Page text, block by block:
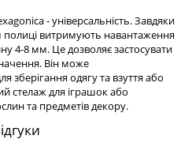
- універсальність. Завдяки
витримують навантаження
4-8 мм. Це дозволяє застосувати
Він може
зберігання одягу та взуття або
стелаж для іграшок або
та предметів декору.